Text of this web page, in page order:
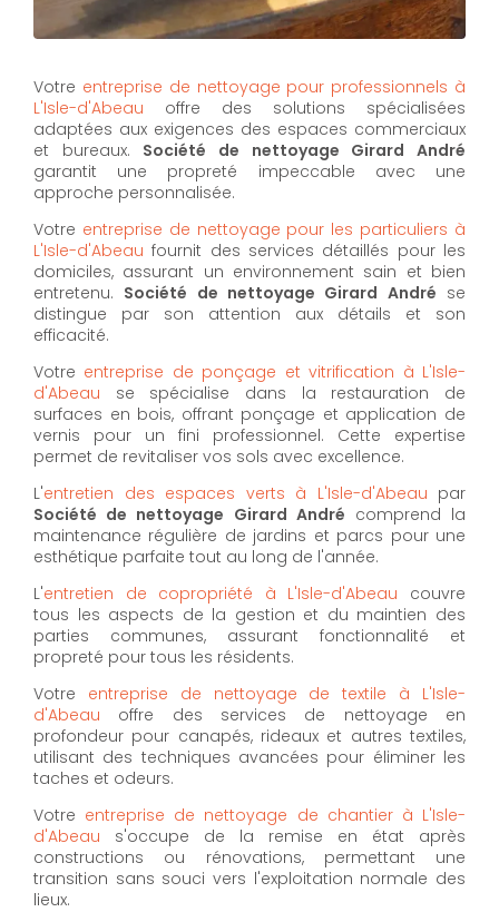
Votre entreprise de nettoyage pour professionnels à
L'Isle-d'Abeau offre des solutions spécialisées
adaptées aux exigences des espaces commerciaux
et bureaux. Société de nettoyage Girard André
garantit une propreté impeccable avec une
approche personnalisée.
Votre entreprise de nettoyage pour les particuliers à
L'Isle-d'Abeau fournit des services détaillés pour les
domiciles, assurant un environnement sain et bien
entretenu. Société de nettoyage Girard André se
distingue par son attention aux détails et son
efficacité.
Votre entreprise de ponçage et vitrification à L'Isle-
d'Abeau se spécialise dans la restauration de
surfaces en bois, offrant ponçage et application de
vernis pour un fini professionnel. Cette expertise
permet de revitaliser vos sols avec excellence.
L'entretien des espaces verts à L'Isle-d'Abeau par
Société de nettoyage Girard André comprend la
maintenance régulière de jardins et parcs pour une
esthétique parfaite tout au long de l'année.
L'entretien de copropriété à L'Isle-d'Abeau couvre
tous les aspects de la gestion et du maintien des
parties communes, assurant fonctionnalité et
propreté pour tous les résidents.
Votre entreprise de nettoyage de textile à L'Isle-
d'Abeau offre des services de nettoyage en
profondeur pour canapés, rideaux et autres textiles,
utilisant des techniques avancées pour éliminer les
taches et odeurs.
Votre entreprise de nettoyage de chantier à L'Isle-
d'Abeau s'occupe de la remise en état après
constructions ou rénovations, permettant une
transition sans souci vers l'exploitation normale des
lieux.